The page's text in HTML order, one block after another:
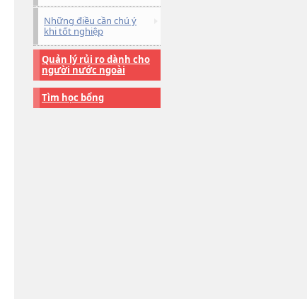
Những điều cần chú ý
khi tốt nghiệp
Quản lý rủi ro dành cho
người nước ngoài
Tìm học bổng